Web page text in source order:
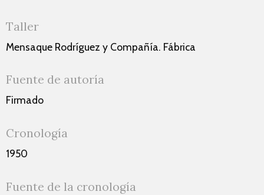
Taller
Mensaque Rodríguez y Compañía. Fábrica
Fuente de autoría
Firmado
Cronología
1950
Fuente de la cronología